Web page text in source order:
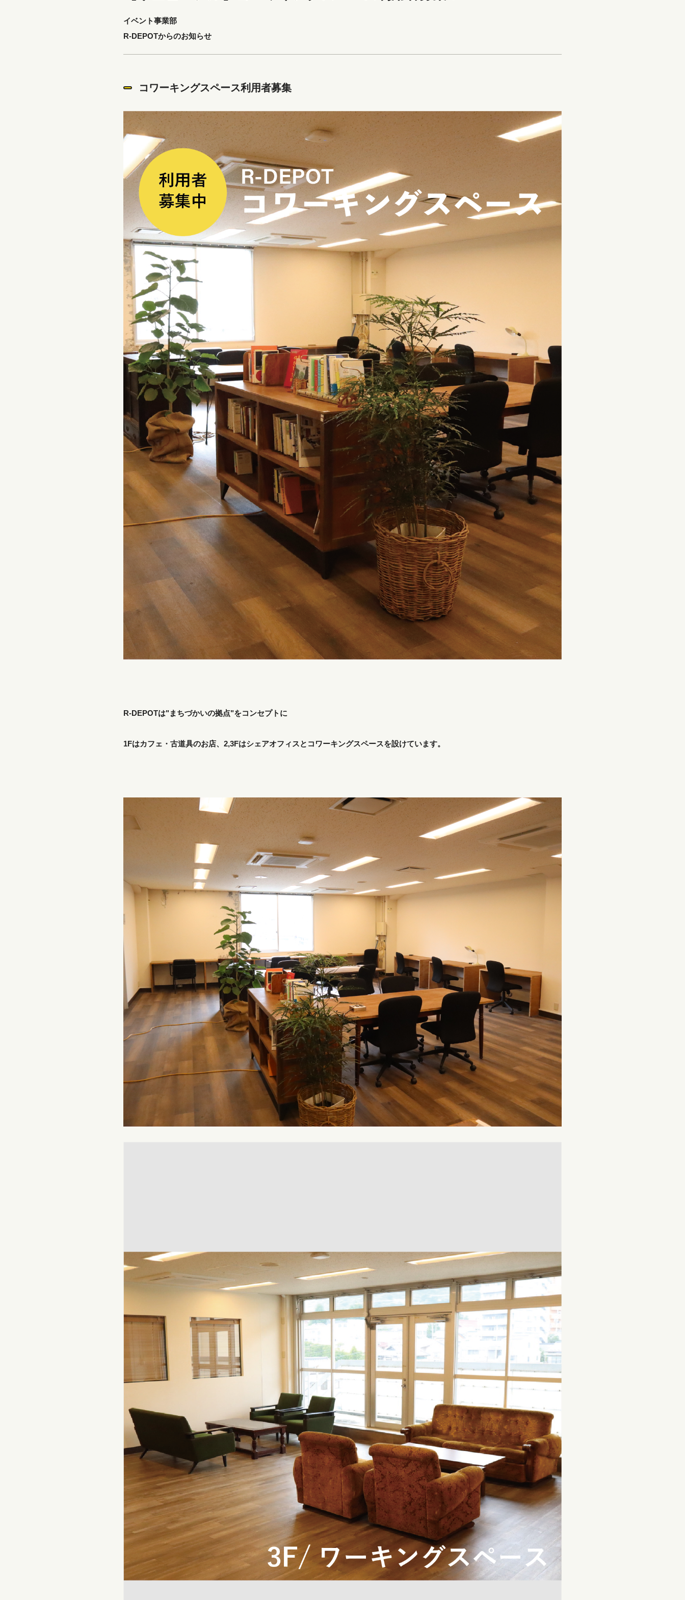
イベント事業部
R-DEPOTからのお知らせ
コワーキングスペース利用者募集
R-DEPOTは"まちづかいの拠点"をコンセプトに
1Fはカフェ・古道具のお店、2,3Fはシェアオフィスとコワーキングスペースを設けています。